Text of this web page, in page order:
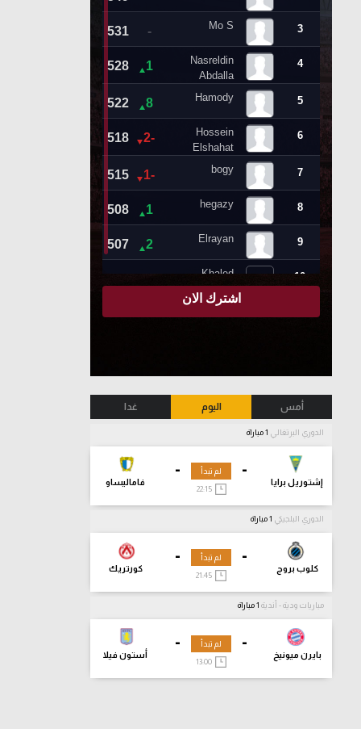
أمس اليوم غدا
الدوري البرتغالي
-
إشتوريل برايا
-
فاماليساو
لم تبدأ
22:15
الدوري البلجيكي
-
كلوب بروج
-
كورتريك
لم تبدأ
مباريات ودية - أندية
-
بايرن ميونيخ
-
أستون فيلا
لم تبدأ